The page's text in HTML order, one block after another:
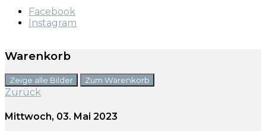
Facebook
Instagram
Warenkorb
Zeige alle Bilder Zum Warenkorb
Zurück
Mittwoch, 03. Mai 2023